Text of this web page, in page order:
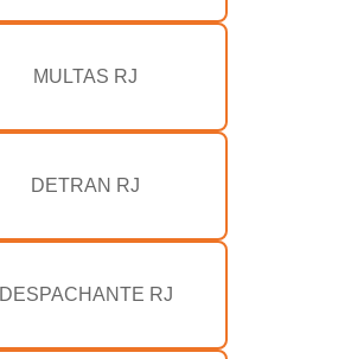
MULTAS RJ
DETRAN RJ
DESPACHANTE RJ